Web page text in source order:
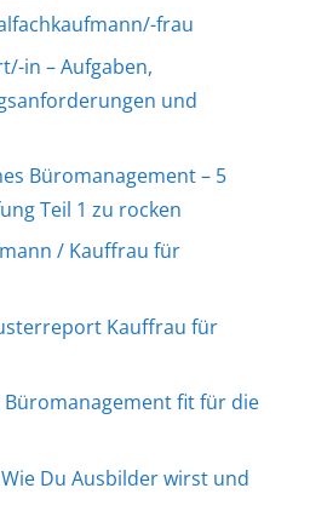
frau
in – Aufgaben,
und
Büromanagement – 5
Teil 1 zu rocken
/ Kauffrau für
Kauffrau für
fit für die
Du Ausbilder wirst und